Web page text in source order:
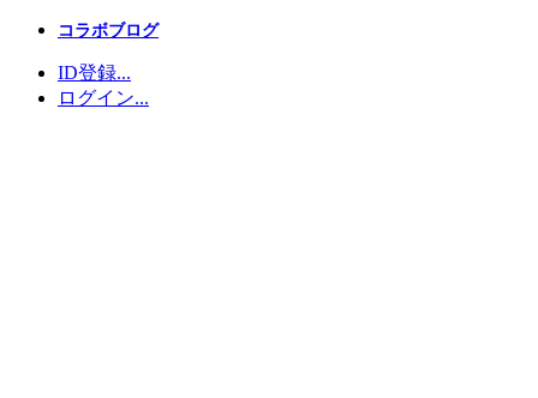
コラボブログ
ID登録...
ログイン...